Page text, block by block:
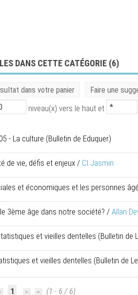
DANS CETTE CATÉGORIE (6)
dans votre panier
Faire une
niveau(x) vers le haut et
- La culture (Bulletin de Eduquer)
de vie, défis et enjeux / Cl Jasmin
et économiques et les personnes
3ème âge dans notre société? / Allan
et vieilles dentelles (Bulletin de
et vieilles dentelles (Bulletin de
1 (1 - 6 / 6)